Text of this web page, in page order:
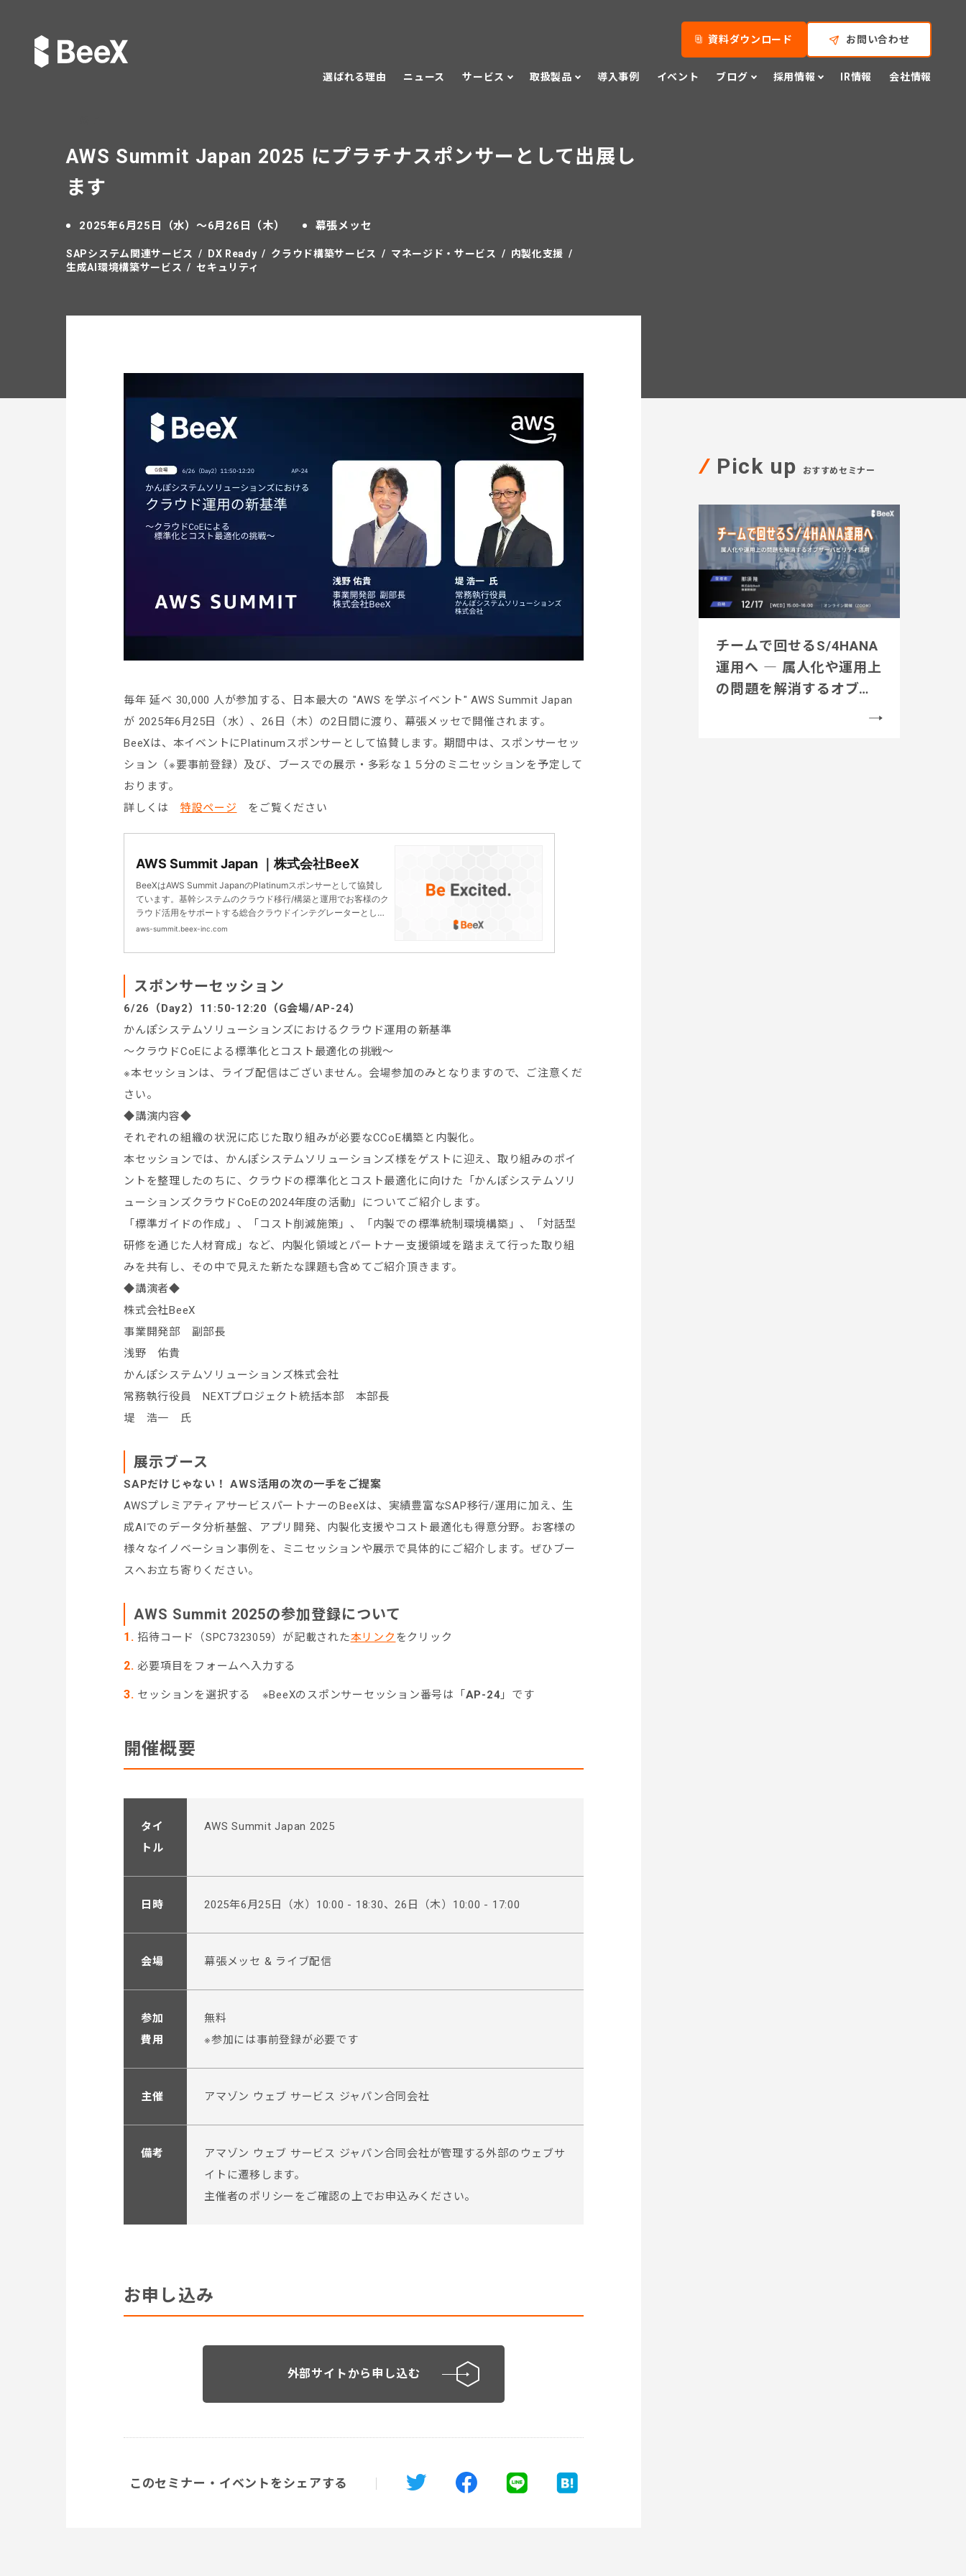
選ばれる理由 ニュース サービス 取扱製品 導入事例 イベント ブログ 採用情報 IR情報 会社情報
資料ダウンロード お問い合わせ
AWS Summit Japan 2025 にプラチナスポンサーとして出展し
ます
2025年6月25日（水）～6月26日（木） 幕張メッセ
SAPシステム関連サービス DX Ready クラウド構築サービス マネージド・サービス
内製化支援
生成AI環境構築サービス
セキュリティ
毎年 延べ 30,000 人が参加する、日本最大の "AWS を学ぶイベント" AWS Summit Japan
が 2025年6月25日（水）、26日（木）の2日間に渡り、幕張メッセで開催されます。
BeeXは、本イベントにPlatinumスポンサーとして協賛します。期間中は、スポンサーセッ
ション（※要事前登録）及び、ブースでの展示・多彩な１５分のミニセッションを予定して
おります。
詳しくは 特設ページ をご覧ください
AWS Summit Japan ｜株式会社BeeX
BeeXはAWS Summit JapanのPlatinumスポンサーとして協賛し
ています。基幹システムのクラウド移行/構築と運用でお客様のク
ラウド活用をサポートする総合クラウドインテグレーターとし
て、スポンサーブースでの展示と弊社エキスパートによるご説明
aws-summit.beex-inc.com
スポンサーセッション
6/26（Day2）11:50-12:20（G会場/AP-24）
かんぽシステムソリューションズにおけるクラウド運用の新基準
～クラウドCoEによる標準化とコスト最適化の挑戦～
※本セッションは、ライブ配信はございません。会場参加のみとなりますので、ご注意くだ
さい。
◆講演内容◆
それぞれの組織の状況に応じた取り組みが必要なCCoE構築と内製化。
本セッションでは、かんぽシステムソリューションズ様をゲストに迎え、取り組みのポイ
ントを整理したのちに、クラウドの標準化とコスト最適化に向けた「かんぽシステムソリ
ューションズクラウドCoEの2024年度の活動」についてご紹介します。
「標準ガイドの作成」、「コスト削減施策」、「内製での標準統制環境構築」、「対話型
研修を通じた人材育成」など、内製化領域とパートナー支援領域を踏まえて行った取り組
みを共有し、その中で見えた新たな課題も含めてご紹介頂きます。
◆講演者◆
株式会社BeeX
事業開発部 副部長
浅野 佑貴
かんぽシステムソリューションズ株式会社
常務執行役員 NEXTプロジェクト統括本部 本部長
堤 浩一 氏
展示ブース
SAPだけじゃない！ AWS活用の次の一手をご提案
AWSプレミアティアサービスパートナーのBeeXは、実績豊富なSAP移行/運用に加え、生
成AIでのデータ分析基盤、アプリ開発、内製化支援やコスト最適化も得意分野。お客様の
様々なイノベーション事例を、ミニセッションや展示で具体的にご紹介します。ぜひブー
スへお立ち寄りください。
AWS Summit 2025の参加登録について
招待コード（SPC7323059）が記載された本リンク をクリック
必要項目をフォームへ入力する
セッションを選択する ※BeeXのスポンサーセッション番号は「 AP-24 」です
開催概要
タイ
トル
AWS Summit Japan 2025
日時 2025年6月25日（水）10:00 - 18:30、26日（木）10:00 - 17:00
会場 幕張メッセ & ライブ配信
参加
費用
無料
※参加には事前登録が必要です
主催 アマゾン ウェブ サービス ジャパン合同会社
備考
アマゾン ウェブ サービス ジャパン合同会社が管理する外部のウェブサ
イトに遷移します。
主催者のポリシーをご確認の上でお申込みください。
お申し込み
外部サイトから申し込む
このセミナー・イベントをシェアする
Pick up おすすめセミナー
チームで回せるS/4HANA
運用へ ― 属人化や運用上
の問題を解消するオブザ